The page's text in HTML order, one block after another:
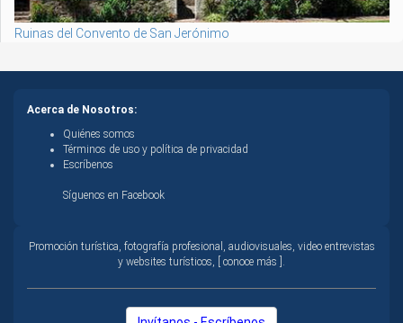
Ruinas del Convento de San Jerónimo
Acerca de Nosotros:
Quiénes somos
Términos de uso y política de privacidad
Escríbenos
Síguenos en Facebook
Promoción turística, fotografía profesional, audiovisuales, video entrevistas
y websites turísticos, [ conoce más ].